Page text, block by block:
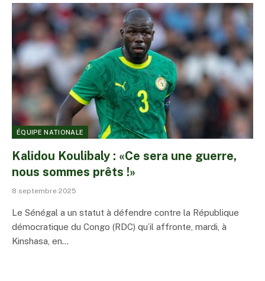
ÉQUIPE NATIONALE
Kalidou Koulibaly : «Ce sera une guerre,
nous sommes prêts !»
8 septembre 2025
Le Sénégal a un statut à défendre contre la République
démocratique du Congo (RDC) qu’il affronte, mardi, à
Kinshasa, en…